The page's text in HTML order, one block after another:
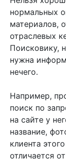
нормальных
материалов,
отраслевых
Поисковику,
нужна
нечего.
Например,
поиск по
на сайте у
название,
клиента
отличается